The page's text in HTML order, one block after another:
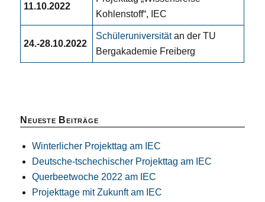
11.10.2022
Kohlenstoff“, IEC
24.-28.10.2022
Schüleruniversitätan der TU
Bergakademie Freiberg
Neueste Beiträge
Winterlicher Projekttag am IEC
Deutsche-tschechischer Projekttag am IEC
Querbeetwoche 2022 am IEC
Projekttage mit Zukunft am IEC